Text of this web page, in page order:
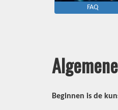
FAQ
Beginnen is de